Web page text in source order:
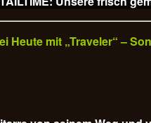
Heute mit „Traveler“ –